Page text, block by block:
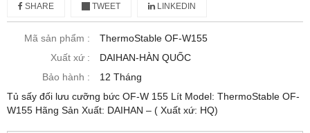
SHARE TWEET LINKEDIN
Mã sản phẩm :
ThermoStable OF-W155
Xuất xứ :
DAIHAN-HÀN QUỐC
Bảo hành :
12 Tháng
Tủ sấy đối lưu cưỡng bức OF-W 155 Lít Model: ThermoStable OF-
W155 Hãng Sản Xuất: DAIHAN – ( Xuất xứ: HQ)